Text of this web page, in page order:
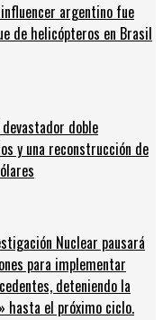
argentino fue
de helicópteros en Brasil
doble
y una reconstrucción de
Nuclear pausará
para implementar
deteniendo la
hasta el próximo ciclo.